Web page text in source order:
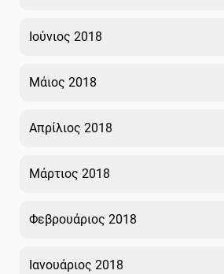
Ιούνιος 2018
Μάιος 2018
Απρίλιος 2018
Μάρτιος 2018
Φεβρουάριος 2018
Ιανουάριος 2018